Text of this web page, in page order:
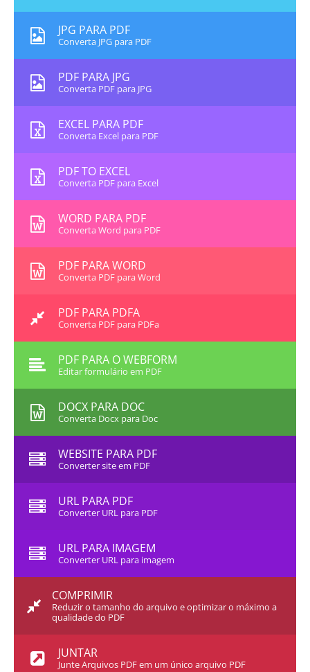
JPG PARA PDF
Converta JPG para PDF
PDF PARA JPG
Converta PDF para JPG
EXCEL PARA PDF
Converta Excel para PDF
PDF TO EXCEL
Converta PDF para Excel
WORD PARA PDF
Converta Word para PDF
PDF PARA WORD
Converta PDF para Word
PDF PARA PDFA
Converta PDF para PDFa
PDF PARA O WEBFORM
Editar formulário em PDF
DOCX PARA DOC
Converta Docx para Doc
WEBSITE PARA PDF
Converter site em PDF
URL PARA PDF
Converter URL para PDF
URL PARA IMAGEM
Converter URL para imagem
COMPRIMIR
Reduzir o tamanho do arquivo e optimizar o máximo a
qualidade do PDF
JUNTAR
Junte Arquivos PDF em um único arquivo PDF